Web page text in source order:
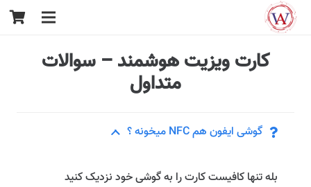
کارت ویزیت هوشمند – سوالات
متداول
گوشی ایفون هم NFC میخونه ؟
بله تنها کافیست کارت را به گوشی خود نزدیک کنید